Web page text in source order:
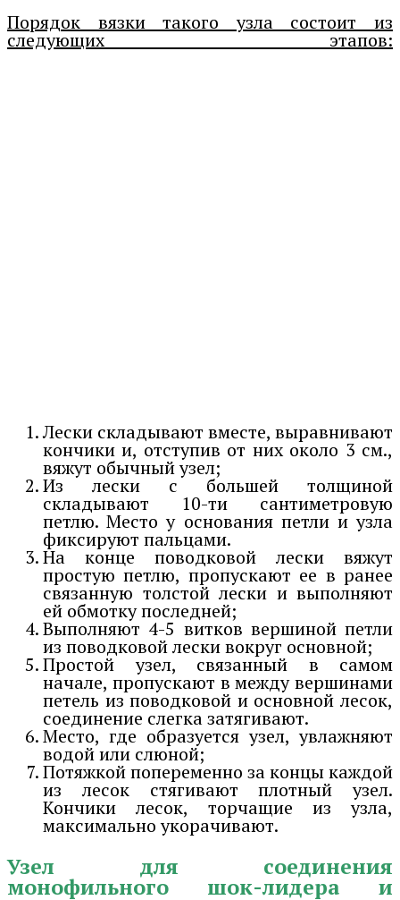
Порядок вязки такого узла состоит из
следующих этапов:
Лески складывают вместе, выравнивают
кончики и, отступив от них около 3 см.,
вяжут обычный узел;
Из лески с большей толщиной
складывают 10-ти сантиметровую
петлю. Место у основания петли и узла
фиксируют пальцами.
На конце поводковой лески вяжут
простую петлю, пропускают ее в ранее
связанную толстой лески и выполняют
ей обмотку последней;
Выполняют 4-5 витков вершиной петли
из поводковой лески вокруг основной;
Простой узел, связанный в самом
начале, пропускают в между вершинами
петель из поводковой и основной лесок,
соединение слегка затягивают.
Место, где образуется узел, увлажняют
водой или слюной;
Потяжкой попеременно за концы каждой
из лесок стягивают плотный узел.
Кончики лесок, торчащие из узла,
максимально укорачивают.
Узел для соединения
монофильного шок-лидера и